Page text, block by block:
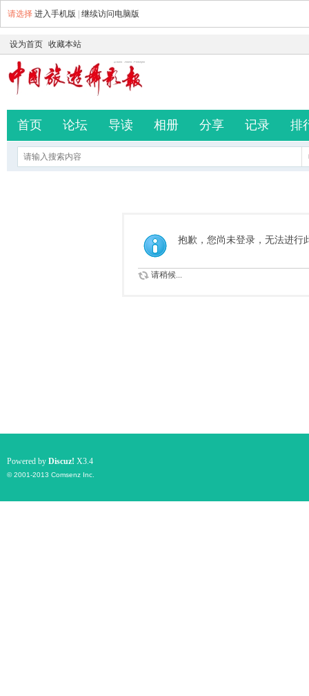
请选择 进入手机版 继续访问电脑版
设为首页 收藏本站
首页 论坛 导读 相册 分享 记录 排
抱歉，您尚未登录，无法进行
请稍候...
Powered by Discuz! X3.4
© 2001-2013 Comsenz Inc.